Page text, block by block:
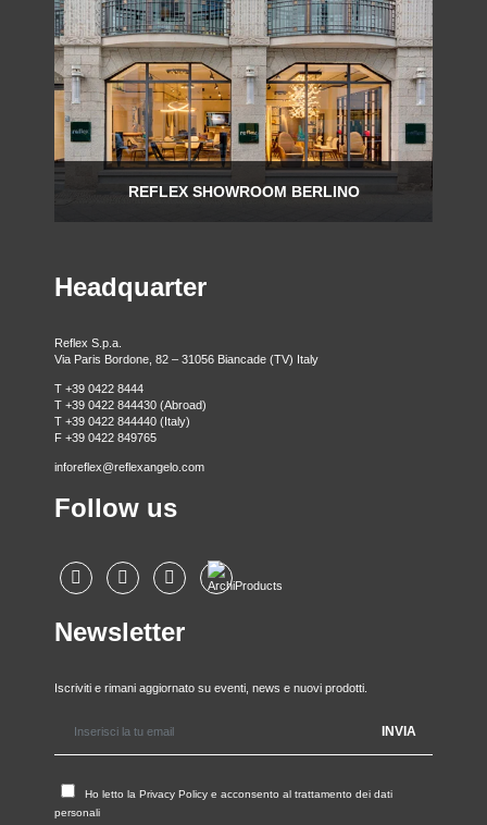
REFLEX SHOWROOM BERLINO
Headquarter
Reflex S.p.a.
Via Paris Bordone, 82 – 31056 Biancade (TV) Italy
T +39 0422 8444
T +39 0422 844430 (Abroad)
T +39 0422 844440 (Italy)
F +39 0422 849765
inforeflex@reflexangelo.com
Follow us
Newsletter
Iscriviti e rimani aggiornato su eventi, news e nuovi prodotti.
Ho letto la Privacy Policy e acconsento al trattamento dei dati
personali